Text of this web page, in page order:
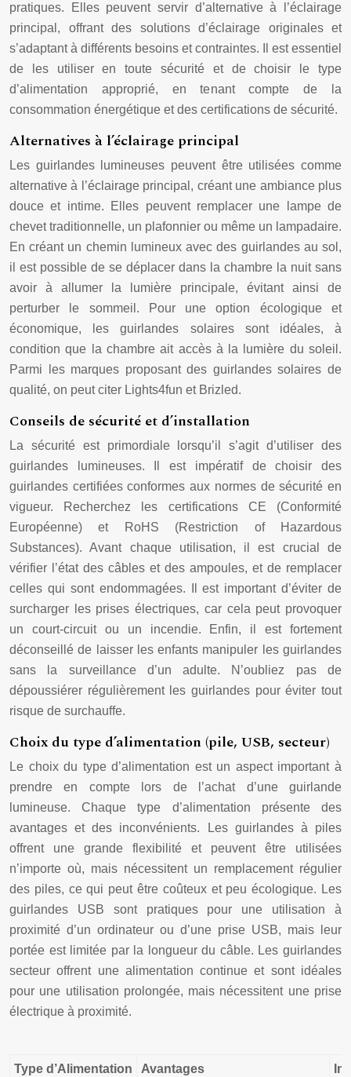
pratiques. Elles peuvent servir d’alternative à l’éclairage
principal, offrant des solutions d’éclairage originales et
s’adaptant à différents besoins et contraintes. Il est essentiel
de les utiliser en toute sécurité et de choisir le type
d’alimentation approprié, en tenant compte de la
consommation énergétique et des certifications de sécurité.
Alternatives à l’éclairage principal
Les guirlandes lumineuses peuvent être utilisées comme
alternative à l’éclairage principal, créant une ambiance plus
douce et intime. Elles peuvent remplacer une lampe de
chevet traditionnelle, un plafonnier ou même un lampadaire.
En créant un chemin lumineux avec des guirlandes au sol,
il est possible de se déplacer dans la chambre la nuit sans
avoir à allumer la lumière principale, évitant ainsi de
perturber le sommeil. Pour une option écologique et
économique, les guirlandes solaires sont idéales, à
condition que la chambre ait accès à la lumière du soleil.
Parmi les marques proposant des guirlandes solaires de
qualité, on peut citer Lights4fun et Brizled.
Conseils de sécurité et d’installation
La sécurité est primordiale lorsqu’il s’agit d’utiliser des
guirlandes lumineuses. Il est impératif de choisir des
guirlandes certifiées conformes aux normes de sécurité en
vigueur. Recherchez les certifications CE (Conformité
Européenne) et RoHS (Restriction of Hazardous
Substances). Avant chaque utilisation, il est crucial de
vérifier l’état des câbles et des ampoules, et de remplacer
celles qui sont endommagées. Il est important d’éviter de
surcharger les prises électriques, car cela peut provoquer
un court-circuit ou un incendie. Enfin, il est fortement
déconseillé de laisser les enfants manipuler les guirlandes
sans la surveillance d’un adulte. N’oubliez pas de
dépoussiérer régulièrement les guirlandes pour éviter tout
risque de surchauffe.
Choix du type d’alimentation (pile, USB, secteur)
Le choix du type d’alimentation est un aspect important à
prendre en compte lors de l’achat d’une guirlande
lumineuse. Chaque type d’alimentation présente des
avantages et des inconvénients. Les guirlandes à piles
offrent une grande flexibilité et peuvent être utilisées
n’importe où, mais nécessitent un remplacement régulier
des piles, ce qui peut être coûteux et peu écologique. Les
guirlandes USB sont pratiques pour une utilisation à
proximité d’un ordinateur ou d’une prise USB, mais leur
portée est limitée par la longueur du câble. Les guirlandes
secteur offrent une alimentation continue et sont idéales
pour une utilisation prolongée, mais nécessitent une prise
électrique à proximité.
Type d’Alimentation Avantages